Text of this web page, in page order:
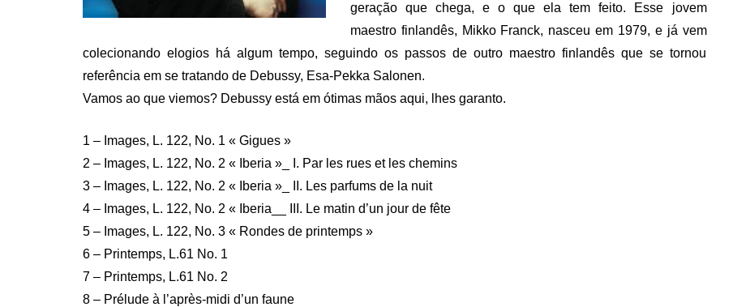
geração que chega, e o que ela tem feito. Esse jovem
maestro finlandês, Mikko Franck, nasceu em 1979, e já vem
colecionando elogios há algum tempo, seguindo os passos de outro maestro finlandês que se tornou
referência em se tratando de Debussy, Esa-Pekka Salonen.
Vamos ao que viemos? Debussy está em ótimas mãos aqui, lhes garanto.
1 – Images, L. 122, No. 1 « Gigues »
2 – Images, L. 122, No. 2 « Iberia »_ I. Par les rues et les chemins
3 – Images, L. 122, No. 2 « Iberia »_ II. Les parfums de la nuit
4 – Images, L. 122, No. 2 « Iberia__ III. Le matin d’un jour de fête
5 – Images, L. 122, No. 3 « Rondes de printemps »
6 – Printemps, L.61 No. 1
7 – Printemps, L.61 No. 2
8 – Prélude à l’après-midi d’un faune